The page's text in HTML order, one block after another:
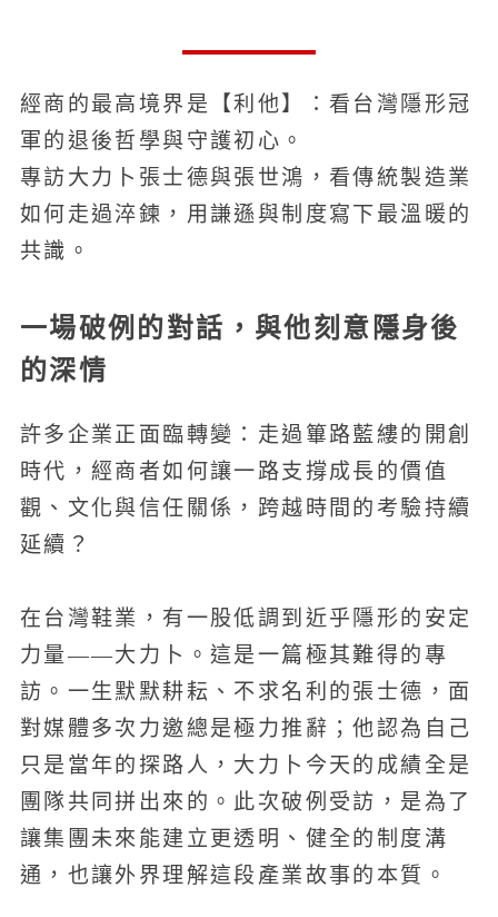
經商的最高境界是【利他】：看台灣隱形冠
軍的退後哲學與守護初心。
專訪大力卜張士德與張世鴻，看傳統製造業
如何走過淬鍊，用謙遜與制度寫下最溫暖的
共識。
一場破例的對話，與他刻意隱身後
的深情
許多企業正面臨轉變：走過篳路藍縷的開創
時代，經商者如何讓一路支撐成長的價值
觀、文化與信任關係，跨越時間的考驗持續
延續？
在台灣鞋業，有一股低調到近乎隱形的安定
力量——大力卜。這是一篇極其難得的專
訪。一生默默耕耘、不求名利的張士德，面
對媒體多次力邀總是極力推辭；他認為自己
只是當年的探路人，大力卜今天的成績全是
團隊共同拼出來的。此次破例受訪，是為了
讓集團未來能建立更透明、健全的制度溝
通，也讓外界理解這段產業故事的本質。